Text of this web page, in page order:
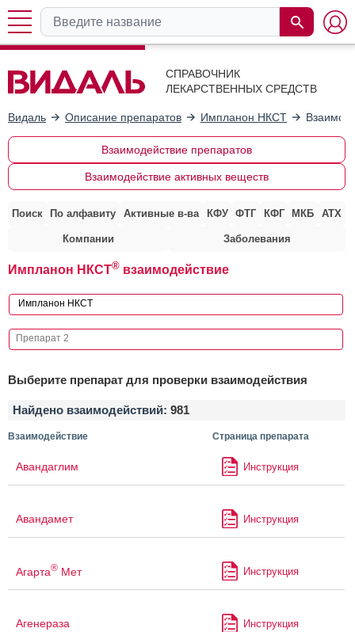
СПРАВОЧНИК
ЛЕКАРСТВЕННЫХ СРЕДСТВ
Видаль Описание препаратов Импланон НКСТ
Взаимодействие препаратов
Взаимодействие активных веществ
Поиск По алфавиту Активные в-ва КФУ ФТГ КФГ МКБ АТХ
Компании Заболевания
Импланон НКСТ® взаимодействие
Выберите препарат для проверки взаимодействия
Найдено взаимодействий: 981
Взаимодействие Страница препарата
Авандаглим Инструкция
Авандамет Инструкция
Агарта® Мет Инструкция
Агенераза Инструкция